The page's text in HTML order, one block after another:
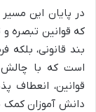
در پایان این
که قوانین تبصره
بند قانونی، بلکه
است که با چالش
قوانین، انعطاف
دانش آموزان کمک